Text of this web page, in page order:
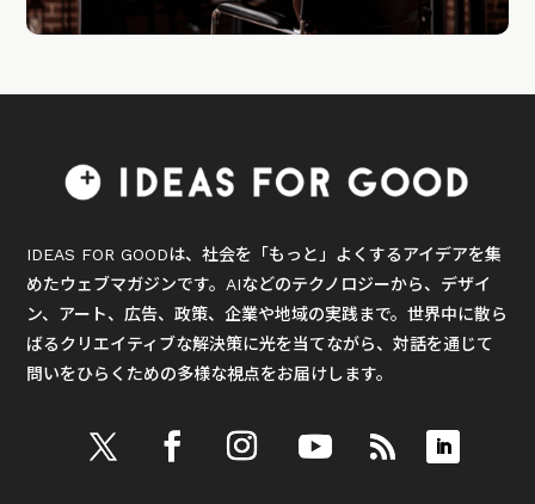
IDEAS FOR GOODは、社会を「もっと」よくするアイデアを集
めたウェブマガジンです。AIなどのテクノロジーから、デザイ
ン、アート、広告、政策、企業や地域の実践まで。世界中に散ら
ばるクリエイティブな解決策に光を当てながら、対話を通じて
問いをひらくための多様な視点をお届けします。